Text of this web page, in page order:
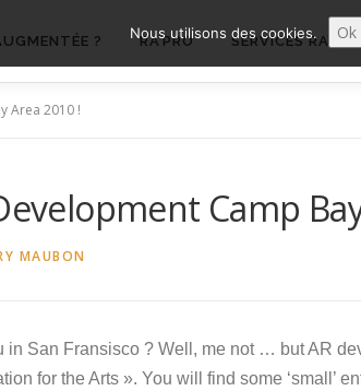
? RA’PRO SERVICES RA’PRO
Area 2010 !
Camp
MAUBON
in San Fransisco ? Well, me not … but AR
for the Arts ». You will find some ‘small’
Nous utilisons des cookies. Ok